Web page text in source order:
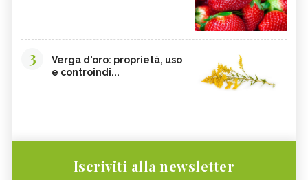
3
Verga d'oro: proprietà, uso
e controindi...
Iscriviti alla newsletter